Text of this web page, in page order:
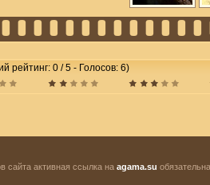
рейтинг: 0 / 5 - Голосов: 6)
сайта активная ссылка на agama.su